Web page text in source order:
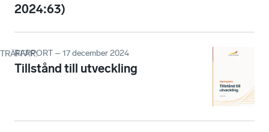
TRÄFFAR:
2024:63)
RAPPORT – 17 december 2024
Tillstånd till utveckling